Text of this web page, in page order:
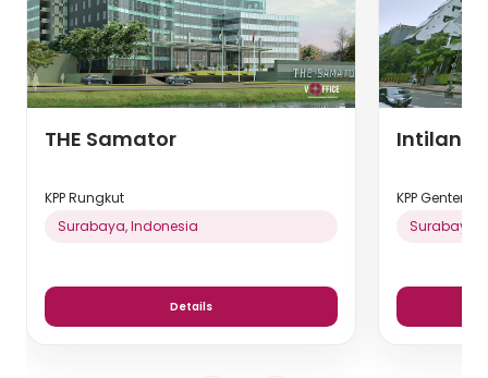
THE Samator
KPP Rungkut
Surabaya, Indonesia
Details
Intiland
KPP Genteng
Surabaya,